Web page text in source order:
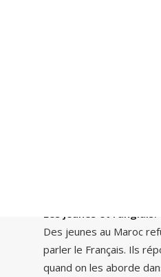
Les jeunes et l’anglais.
Des jeunes au Maroc
parler le Français. Ils
quand on les aborde